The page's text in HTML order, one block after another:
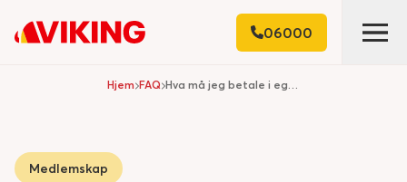
06000
Hjem FAQ Hva må jeg betale i egenandel hvis jeg trenger hjelp?
Medlemskap